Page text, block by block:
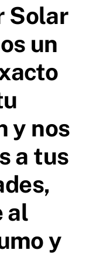
Solar
un
y nos
a tus
al
y